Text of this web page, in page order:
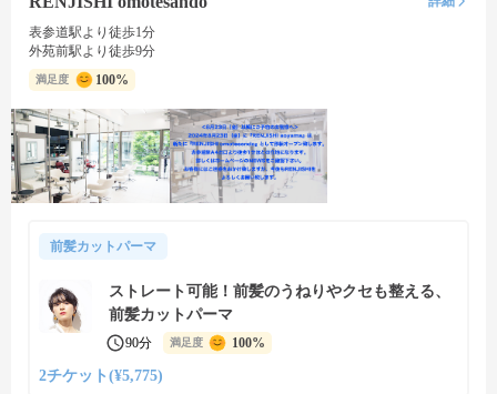
表参道駅より徒歩1分
外苑前駅より徒歩9分
満足度 100%
前髪カットパーマ
ストレート可能！前髪のうねりやクセも整える、
前髪カットパーマ
90分 満足度 100%
2チケット(¥5,775)